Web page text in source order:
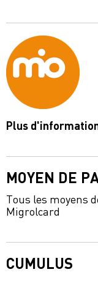
Plus
MOYEN DE
Tous les moyens
Migrolcard
CUMULUS